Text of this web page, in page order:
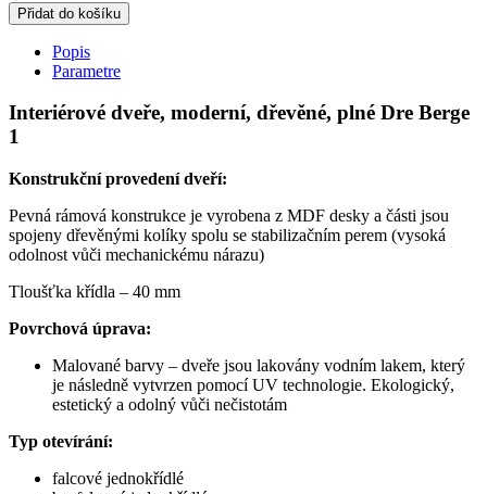
Přidat do košíku
Popis
Parametre
Interiérové dveře, moderní, dřevěné, plné Dre Berge
1
Konstrukční provedení dveří:
Pevná rámová konstrukce je vyrobena z MDF desky a části jsou
spojeny dřevěnými kolíky spolu se stabilizačním perem (vysoká
odolnost vůči mechanickému nárazu)
Tloušťka křídla – 40 mm
Povrchová úprava:
Malované barvy – dveře jsou lakovány vodním lakem, který
je následně vytvrzen pomocí UV technologie. Ekologický,
estetický a odolný vůči nečistotám
Typ otevírání:
falcové jednokřídlé